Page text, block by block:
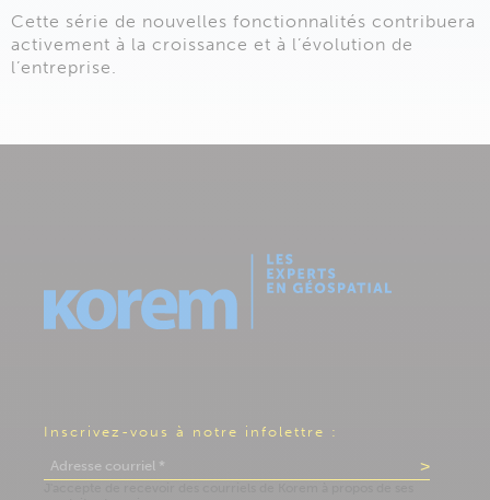
Cette série de nouvelles fonctionnalités contribuera
activement à la croissance et à l’évolution de
l’entreprise.
Inscrivez-vous à notre infolettre :